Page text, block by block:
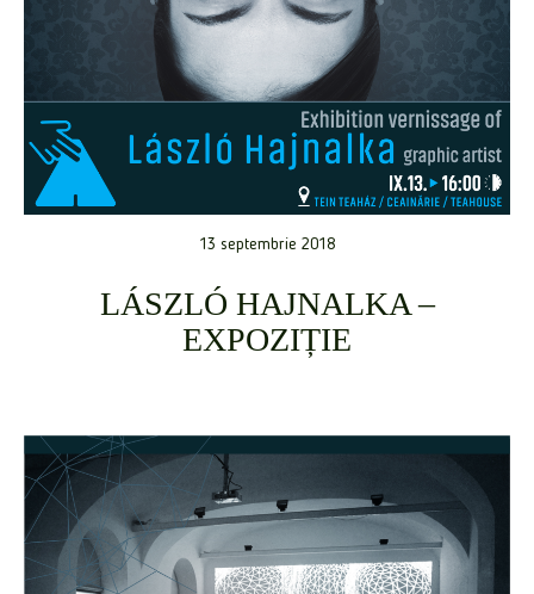
13 septembrie 2018
LÁSZLÓ HAJNALKA –
EXPOZIȚIE